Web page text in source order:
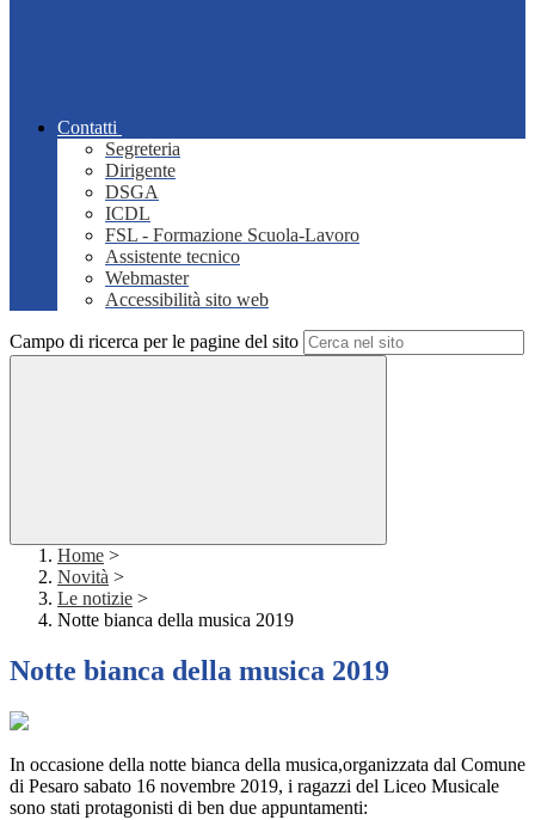
Contatti
Segreteria
Dirigente
DSGA
ICDL
FSL - Formazione Scuola-Lavoro
Assistente tecnico
Webmaster
Accessibilità sito web
Campo di ricerca per le pagine del sito
Home >
Novità >
Le notizie >
Notte bianca della musica 2019
Notte bianca della musica 2019
In occasione della notte bianca della musica,organizzata dal Comune
di Pesaro sabato 16 novembre 2019, i ragazzi del Liceo Musicale
sono stati protagonisti di ben due appuntamenti: